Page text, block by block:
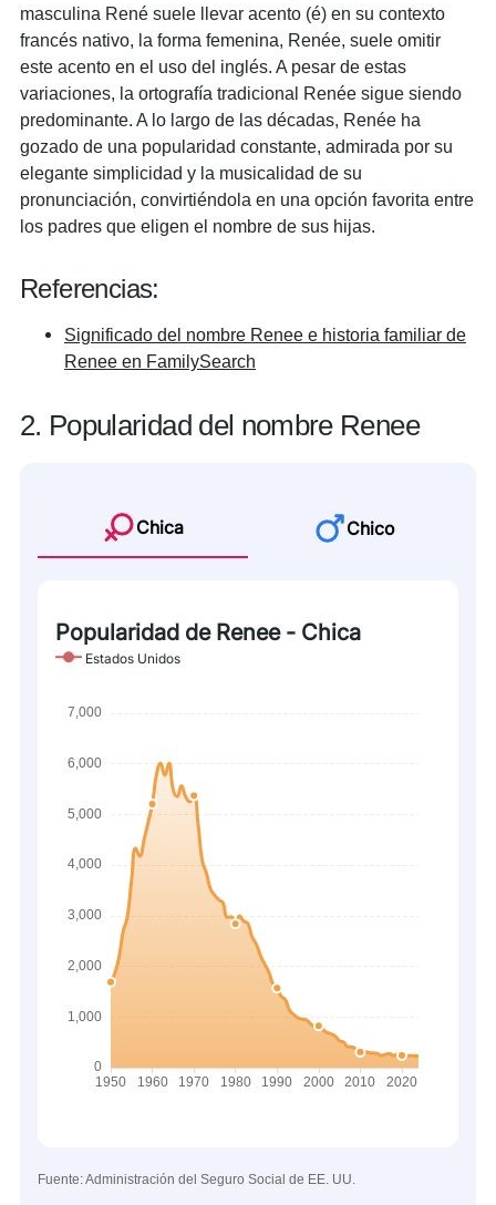
masculina René suele llevar acento (é) en su contexto
francés nativo, la forma femenina, Renée, suele omitir
este acento en el uso del inglés. A pesar de estas
variaciones, la ortografía tradicional Renée sigue siendo
predominante. A lo largo de las décadas, Renée ha
gozado de una popularidad constante, admirada por su
elegante simplicidad y la musicalidad de su
pronunciación, convirtiéndola en una opción favorita entre
los padres que eligen el nombre de sus hijas.
Referencias:
Significado del nombre Renee e historia familiar de
Renee en FamilySearch
2. Popularidad del nombre Renee
Chica Chico
Popularidad de Renee - Chica
Estados Unidos
Fuente: Administración del Seguro Social de EE. UU.